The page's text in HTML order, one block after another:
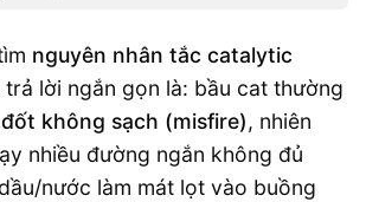
nguyên nhân tắc catalytic
trả lời ngắn gọn là: bầu cat thường
không sạch (misfire), nhiên
nhiều đường ngắn không đủ
nước làm mát lọt vào buồng